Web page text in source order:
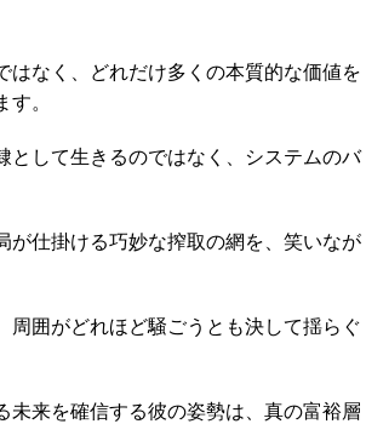
なく、どれだけ多くの本質的な価値を
。
として生きるのではなく、システムのバ
が仕掛ける巧妙な搾取の網を、笑いなが
囲がどれほど騒ごうとも決して揺らぐ
来を確信する彼の姿勢は、真の富裕層